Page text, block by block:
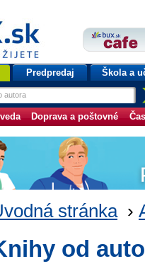
Predpredaj Škola a
Doprava a poštovné
stránka ›
od